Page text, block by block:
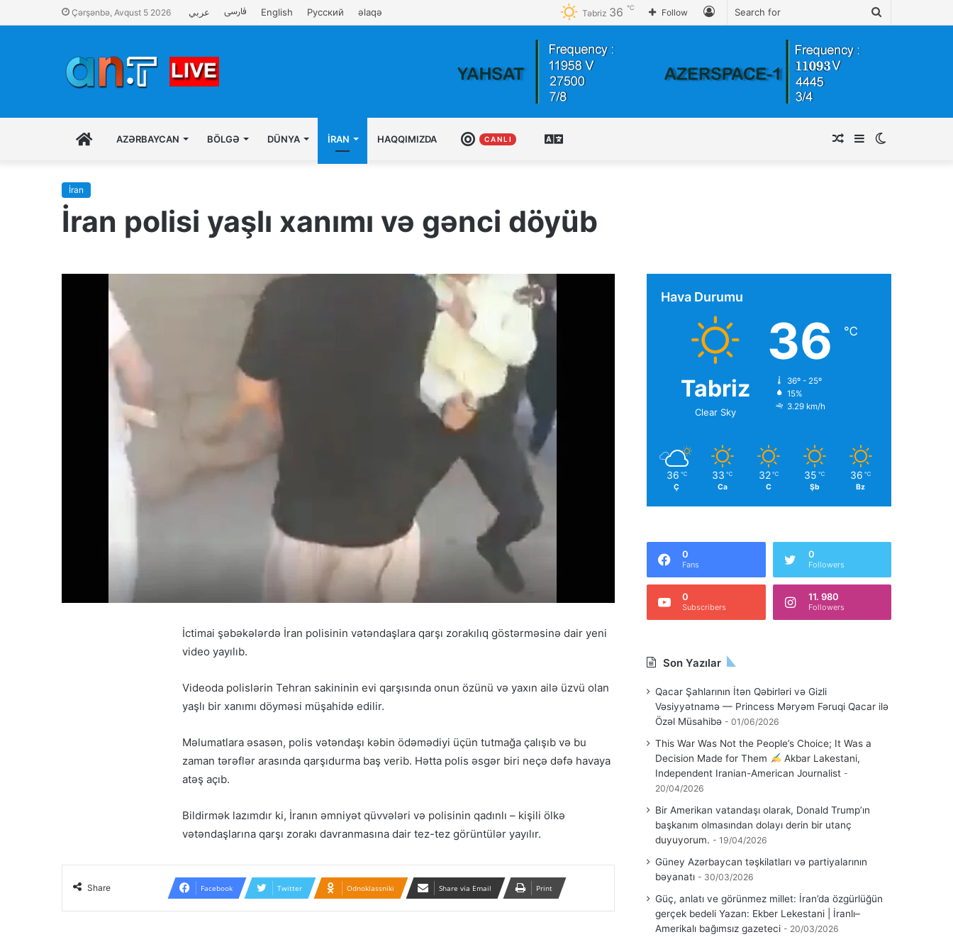
Çərşənbə, Avqust 5 2026 عربي فارسی English Русский əlaqə Follow
Təbriz 36 ℃
İLK AZƏRBAYCAN BÖLGƏ DÜNYA İRAN HAQQIMIZDA CANLI
C A N L I Sidebar
Random
İran
İran polisi yaşlı xanımı və gənci döyüb
İctimai şəbəkələrdə İran polisinin vətəndaşlara qarşı zorakılıq göstərməsinə dair yeni
video yayılıb.
Videoda polislərin Tehran sakininin evi qarşısında onun özünü və yaxın ailə üzvü olan
yaşlı bir xanımı döyməsi müşahidə edilir.
Məlumatlara əsasən, polis vətəndaşı kəbin ödəmədiyi üçün tutmağa çalışıb və bu
zaman tərəflər arasında qarşıdurma baş verib. Hətta polis əsgər biri neçə dəfə havaya
atəş açıb.
Bildirmək lazımdır ki, İranın əmniyət qüvvələri və polisinin qadınlı – kişili ölkə
vətəndaşlarına qarşı zorakı davranmasına dair tez-tez görüntülər yayılır.
Share Facebook Twitter Odnoklassniki Share via Email Print
Rusiyada Xəzər dənizi sammiti
Hava Durumu
Tabriz
Clear Sky
36 ℃
36º - 25º
15%
3.29 km/h
36 ℃
Ç
33 ℃
Ca
32 ℃
C
35 ℃
Şb
36 ℃
Bz
0
Fans
0
Followers
0
Subscribers
11. 980
Followers
Son Yazılar
Qacar Şahlarının İtən Qəbirləri və Gizli
Vəsiyyətnamə — Princess Məryəm Fəruqi Qacar ilə
Özəl Müsahibə
01/06/2026
This War Was Not the People’s Choice; It Was a
Decision Made for Them
Akbar Lakestani,
Independent Iranian-American Journalist
20/04/2026
Bir Amerikan vatandaşı olarak, Donald Trump’ın
başkanım olmasından dolayı derin bir utanç
duyuyorum.
19/04/2026
Güney Azərbaycan təşkilatları və partiyalarının
bəyanatı
30/03/2026
Güç, anlatı ve görünmez millet: İran’da özgürlüğün
gerçek bedeli Yazan: Ekber Lekestani | İranlı–
Amerikalı bağımsız gazeteci
20/03/2026